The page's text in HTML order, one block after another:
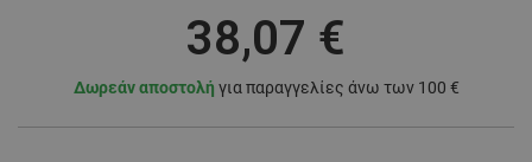
38,07 €
Δωρεάν αποστολή για παραγγελίες άνω των 100 €